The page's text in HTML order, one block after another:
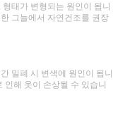
태가 변형되는 원인이 됩니
그늘에서 자연건조를 권장
밀폐 시 변색에 원인이 됩니
인해 옷이 손상될 수 있습니